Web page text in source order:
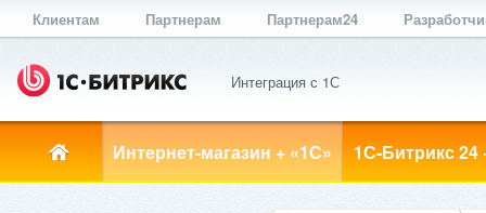
Клиентам Партнерам Партнерам24
Интеграция с 1С
Интернет-магазин + «1С» 1С-Битрикс 24